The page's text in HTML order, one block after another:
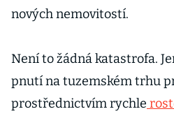
nových nemovitostí.
Není to žádná katastrofa.
pnutí na tuzemském trhu
prostřednictvím rychle